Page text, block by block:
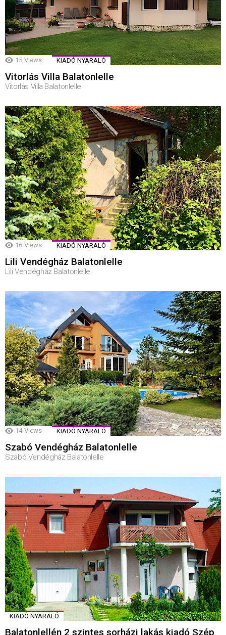
15 Views KIADÓ NYARALÓ
Vitorlás Villa Balatonlelle
Vitorlás Villa Balatonlelle
16 Views KIADÓ NYARALÓ
Lili Vendégház Balatonlelle
Lili Vendégház Balatonlelle
14 Views KIADÓ NYARALÓ
Szabó Vendégház Balatonlelle
Szabó Vendégház Balatonlelle
KIADÓ NYARALÓ
Balatonlellén 2 szintes sorházi lakás kiadó Szép